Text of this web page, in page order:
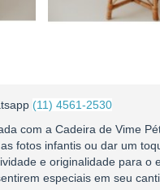
(11) 4561-2530
com a Cadeira de Vime
fotos infantis ou dar um
e originalidade para
especiais em seu